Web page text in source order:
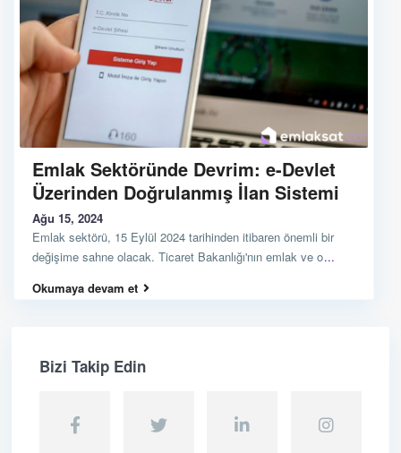
Emlak Sektöründe Devrim: e-Devlet
Üzerinden Doğrulanmış İlan Sistemi
Ağu 15, 2024
Emlak sektörü, 15 Eylül 2024 tarihinden itibaren önemli bir
değişime sahne olacak. Ticaret Bakanlığı'nın emlak ve o...
Okumaya devam et
Bizi Takip Edin